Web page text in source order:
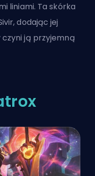
liniami. Taskórka
dodając jej
ją przyjemną